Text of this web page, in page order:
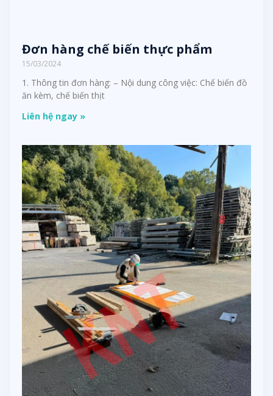
Đơn hàng chế biến thực phẩm
15/03/2024
1. Thông tin đơn hàng: – Nội dung công việc: Chế biến đồ
ăn kèm, chế biến thịt
Liên hệ ngay »